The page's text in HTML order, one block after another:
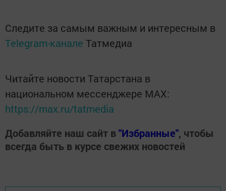
Следите за самым важным и интересным в
Telegram-канале Татмедиа
Читайте новости Татарстана в
национальном мессенджере MАХ:
https://max.ru/tatmedia
Добавляйте наш сайт в"Избранные", чтобы
всегда быть в курсе свежих новостей